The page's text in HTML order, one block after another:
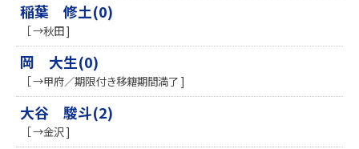
稲葉 修土(0)
［ →秋田 ]
岡 大生(0)
［ →甲府／期限付き移籍期間満了 ]
大谷 駿斗(2)
［ →金沢 ]